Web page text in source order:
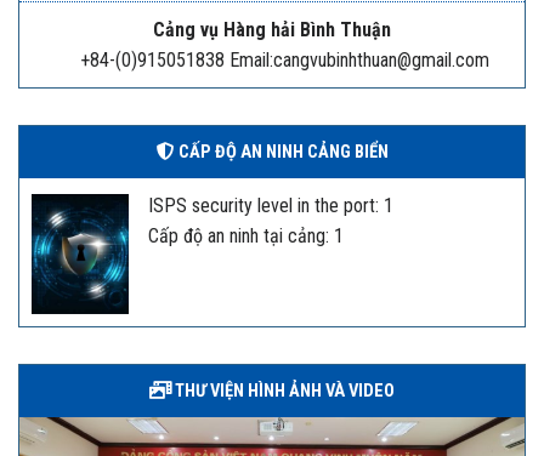
Cảng vụ Hàng hải Bình Thuận
+84-(0)915051838 Email:cangvubinhthuan@gmail.com
CẤP ĐỘ AN NINH CẢNG BIỂN
ISPS security level in the port: 1
Cấp độ an ninh tại cảng: 1
THƯ VIỆN HÌNH ẢNH VÀ VIDEO